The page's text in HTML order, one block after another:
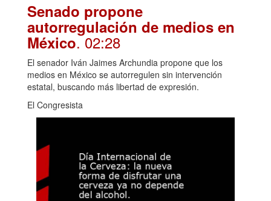
Senado propone
autorregulación de medios en
México. 02:28
El senador Iván Jaimes Archundia propone que los
medios en México se autorregulen sin intervención
estatal, buscando más libertad de expresión.
El Congresista